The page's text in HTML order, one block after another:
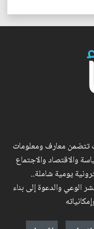
تتضمن معارف ومعلومات
والاقتصاد والاجتماع
يومية شاملة..
الوعي والدعوة إلى بناء